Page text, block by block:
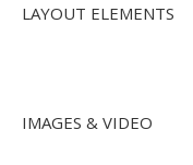
LAYOUT ELEMENTS
IMAGES & VIDEO